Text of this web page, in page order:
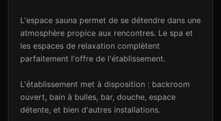
L'espace sauna permet de se détendre dans une
atmosphère propice aux rencontres. Le spa et
les espaces de relaxation complètent
parfaitement l'offre de l'établissement.
L'établissement met à disposition : backroom
ouvert, bain à bulles, bar, douche, espace
détente, et bien d'autres installations.